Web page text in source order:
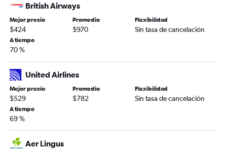
British Airways
Mejor precio
$424
Promedio
$970
Flexibilidad
Sin tasa de cancelación
A tiempo
70 %
United Airlines
Mejor precio
$529
Promedio
$782
Flexibilidad
Sin tasa de cancelación
A tiempo
69 %
Aer Lingus